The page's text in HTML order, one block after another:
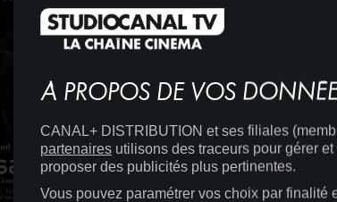
À PROPOS DE VOS
CANAL+ DISTRIBUTION et ses filiales
partenaires utilisons des traceurs pour gérer
proposer des publicités plus pertinentes.
Vous pouvez paramétrer vos choix par finalité